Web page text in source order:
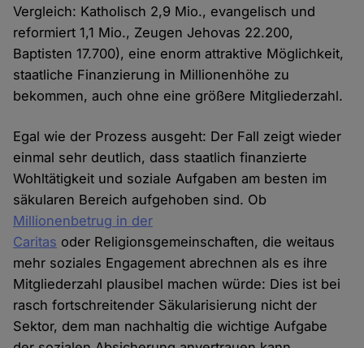
Vergleich: Katholisch 2,9 Mio., evangelisch und
reformiert 1,1 Mio., Zeugen Jehovas 22.200,
Baptisten 17.700), eine enorm attraktive Möglichkeit,
staatliche Finanzierung in Millionenhöhe zu
bekommen, auch ohne eine größere Mitgliederzahl.
Egal wie der Prozess ausgeht: Der Fall zeigt wieder
einmal sehr deutlich, dass staatlich finanzierte
Wohltätigkeit und soziale Aufgaben am besten im
säkularen Bereich aufgehoben sind. Ob
Millionenbetrug in der
Caritas oder Religionsgemeinschaften, die weitaus
mehr soziales Engagement abrechnen als es ihre
Mitgliederzahl plausibel machen würde: Dies ist bei
rasch fortschreitender Säkularisierung nicht der
Sektor, dem man nachhaltig die wichtige Aufgabe